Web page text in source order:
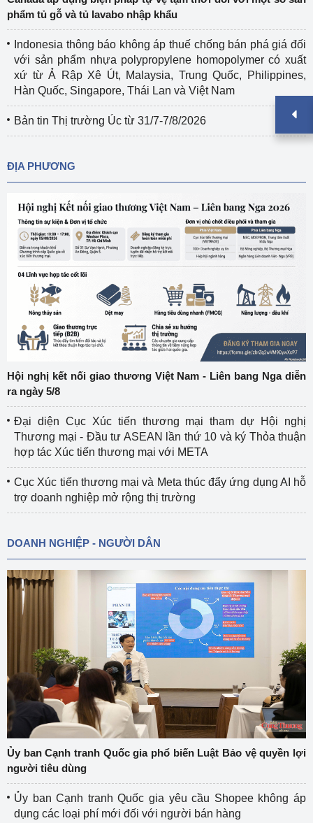
phẩm tủ gỗ và tủ lavabo nhập khẩu
Indonesia thông báo không áp thuế chống bán phá giá đối
với sản phẩm nhựa polypropylene homopolymer có xuất
xứ từ Ả Rập Xê Út, Malaysia, Trung Quốc, Philippines,
Hàn Quốc, Singapore, Thái Lan và Việt Nam
Bản tin Thị trường Úc từ 31/7-7/8/2026
ĐỊA PHƯƠNG
Hội nghị kết nối giao thương Việt Nam - Liên bang Nga diễn
ra ngày 5/8
Đại diện Cục Xúc tiến thương mại tham dự Hội nghị
Thương mại - Đầu tư ASEAN lần thứ 10 và ký Thỏa thuận
hợp tác Xúc tiến thương mại với META
Cục Xúc tiến thương mại và Meta thúc đẩy ứng dụng AI hỗ
trợ doanh nghiệp mở rộng thị trường
DOANH NGHIỆP - NGƯỜI DÂN
Ủy ban Cạnh tranh Quốc gia phổ biến Luật Bảo vệ quyền lợi
người tiêu dùng
Ủy ban Cạnh tranh Quốc gia yêu cầu Shopee không áp
dụng các loại phí mới đối với người bán hàng